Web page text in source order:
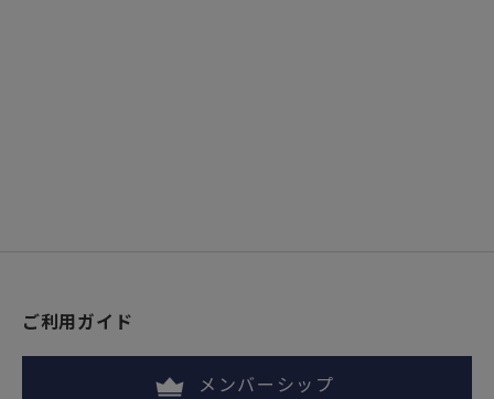
ご利用ガイド
メンバーシップ